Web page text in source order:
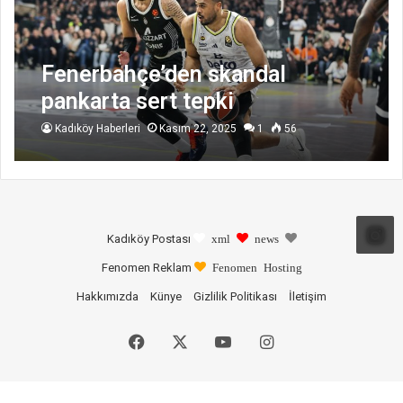
Fenerbahçe’den skandal
pankarta sert tepki
Kadıköy Haberleri Kasım 22, 2025 1 56
Kadıköy Postası xml news
Fenomen Reklam Fenomen Hosting
Hakkımızda Künye Gizlilik Politikası İletişim
Facebook YouTubeInstagram